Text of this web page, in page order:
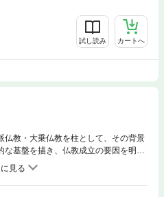
試し読み カートへ
仏教・大乗仏教を柱として、その背景
基盤を描き、仏教成立の要因を明ら
のあり方を展望する視点を提示する。